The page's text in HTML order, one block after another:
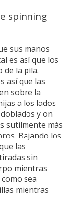
spinning
sus manos
es así que los
de la pila.
así que las
sobre la
a los lados
y on
sutilmente más
Bajando los
las
sin
mientras
sea
mientras